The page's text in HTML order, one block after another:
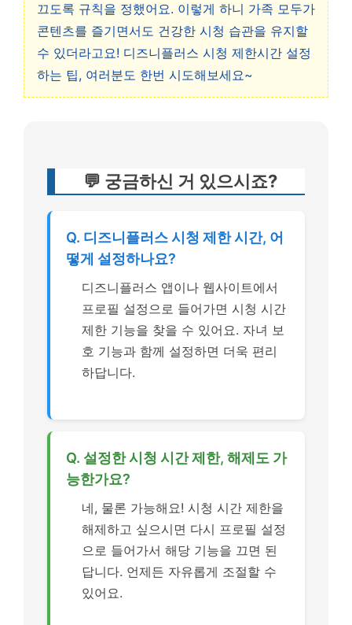
끄도록 규칙을 정했어요. 이렇게 하니 가족 모두가
콘텐츠를 즐기면서도 건강한 시청 습관을 유지할
수 있더라고요! 디즈니플러스 시청 제한시간 설정
하는 팁, 여러분도 한번 시도해보세요~
💬 궁금하신 거 있으시죠?
Q. 디즈니플러스 시청 제한 시간, 어
떻게 설정하나요?
디즈니플러스 앱이나 웹사이트에서
프로필 설정으로 들어가면 시청 시간
제한 기능을 찾을 수 있어요. 자녀 보
호 기능과 함께 설정하면 더욱 편리
하답니다.
Q. 설정한 시청 시간 제한, 해제도 가
능한가요?
네, 물론 가능해요! 시청 시간 제한을
해제하고 싶으시면 다시 프로필 설정
으로 들어가서 해당 기능을 끄면 된
답니다. 언제든 자유롭게 조절할 수
있어요.